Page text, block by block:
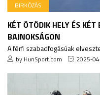
BIRKÓZÁS
KÉT ÖTÖDIK HELY ÉS
BAJNOKSÁGON
A férfi szabadfogásúak
by HunSport.com 2025-